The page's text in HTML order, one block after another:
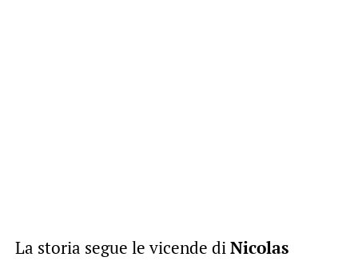
La storia segue le vicende diNicolas